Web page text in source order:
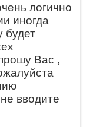
логично
иногда
будет
Вас ,
вводите